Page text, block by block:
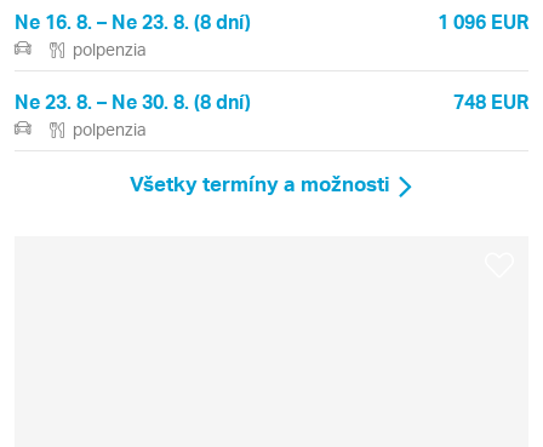
Ne 16. 8. – Ne 23. 8. (8 dní) 1 096 EUR
polpenzia
Ne 23. 8. – Ne 30. 8. (8 dní) 748 EUR
polpenzia
Všetky termíny a možnosti